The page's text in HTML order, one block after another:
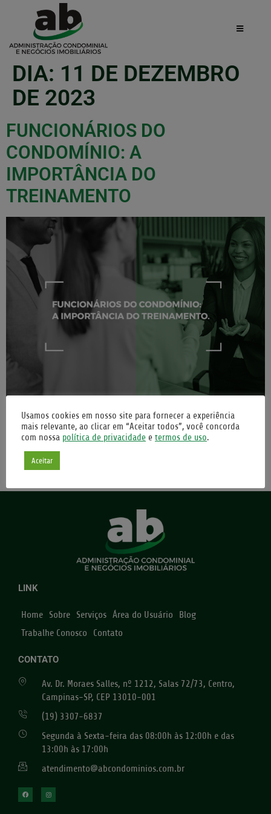
DIA: 11 DE DEZEMBRO
DE 2023
FUNCIONÁRIOS DO
CONDOMÍNIO: A
IMPORTÂNCIA DO
TREINAMENTO
tudo funcione de maneira eficiente e para que os moradores
desfrutem de um ambiente harmonioso, é crucial investir no
treinamento adequado dos funcionários do condomínio. Quando
este tipo de treinamento não acontece, podem gerar consequências
LINK
Home Sobre Serviços Área do Usuário
Blog
Trabalhe Conosco
Contato
CONTATO
Av. Dr. Moraes Salles, nº 1212, Salas 72/73, Centro,
Campinas-SP, CEP 13010-001
(19) 3307-6837
Segunda à Sexta-feira das 08:00h às 12:00h e das
13:00h às 17:00h
atendimento@abcondominios.com.br
Usamos cookies em nosso site para fornecer a experiência
mais relevante, ao clicar em “Aceitar todos”, você concorda
com nossa política de privacidade e termos de uso.
Aceitar